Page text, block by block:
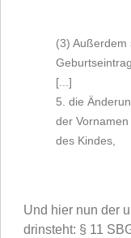
(3) Außerdem
[...]
5. die
der
des Kindes,
Und hier nun der
drinsteht: § 11